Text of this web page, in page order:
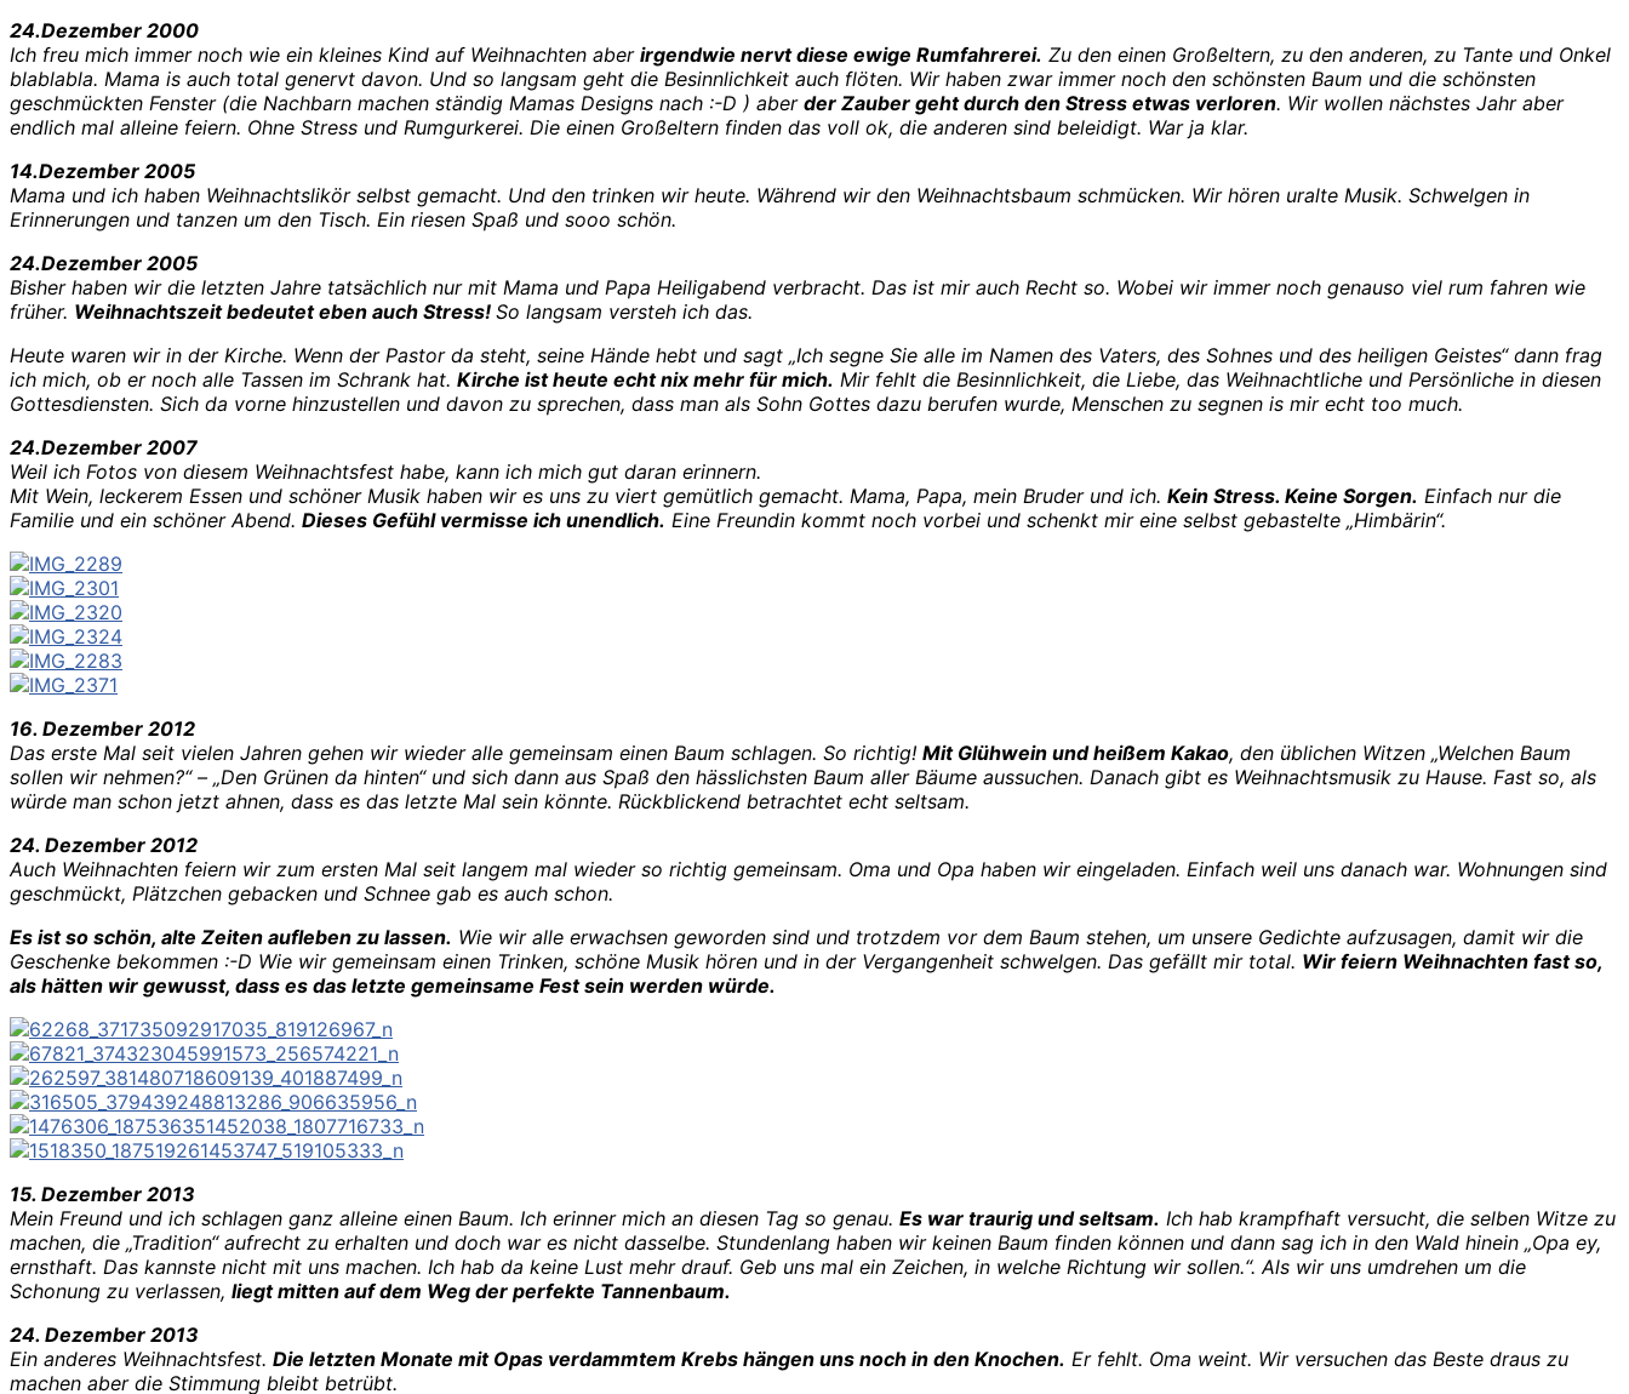
24.Dezember 2000
Ich freu mich immer noch wie ein kleines Kind auf Weihnachten aber irgendwie nervtdiese ewige Rumfahrerei. Zu den einen Großeltern, zu den anderen, zu Tante und Onkel
blablabla. Mama is auch total genervt davon. Und so langsam geht die Besinnlichkeit auch flöten. Wir haben zwar immer noch den schönsten Baum und die schönsten
geschmückten Fenster (die Nachbarn machen ständig Mamas Designs nach :-D ) aber der Zauber geht durch den Stress etwas verloren. Wir wollen nächstes Jahr aber
endlich mal alleine feiern. Ohne Stress und Rumgurkerei. Die einen Großeltern finden das voll ok, die anderen sind beleidigt. War ja klar.
14.Dezember 2005
Mama und ich haben Weihnachtslikör selbst gemacht. Und den trinken wir heute. Während wir den Weihnachtsbaum schmücken. Wir hören uralte Musik. Schwelgen in
Erinnerungen und tanzen um den Tisch. Ein riesen Spaß und sooo schön.
24.Dezember 2005
Bisher haben wir die letzten Jahre tatsächlich nur mit Mama und Papa Heiligabend verbracht. Das ist mir auch Recht so. Wobei wir immer noch genauso viel rum fahren wie
früher. Weihnachtszeit bedeutet eben auch Stress! So langsam versteh ich das.
Heute waren wir in der Kirche. Wenn der Pastor da steht, seine Hände hebt und sagt „Ich segne Sie alle im Namen des Vaters, des Sohnes und des heiligen Geistes“ dann frag
ich mich, ob er noch alle Tassen im Schrank hat. Kirche ist heute echt nix mehr für mich. Mir fehlt die Besinnlichkeit, die Liebe, das Weihnachtliche und Persönliche in diesen
Gottesdiensten. Sich da vorne hinzustellen und davon zu sprechen, dass man als Sohn Gottes dazu berufen wurde, Menschen zu segnen is mir echt too much.
24.Dezember 2007
Weil ich Fotos von diesem Weihnachtsfest habe, kann ich mich gut daran erinnern.
Mit Wein, leckerem Essen und schöner Musik haben wir es uns zu viert gemütlich gemacht. Mama, Papa, mein Bruder und ich. Kein Stress. Keine Sorgen. Einfach nur die
Familie und ein schöner Abend. Dieses Gefühl vermisse ich unendlich. Eine Freundin kommt noch vorbei und schenkt mir eine selbst gebastelte „Himbärin“.
16. Dezember 2012
Das erste Mal seit vielen Jahren gehen wir wieder alle gemeinsam einen Baum schlagen. So richtig! Mit Glühwein und heißem Kakao, den üblichen Witzen „Welchen Baum
sollen wir nehmen?“ – „Den Grünen da hinten“ und sich dann aus Spaß den hässlichsten Baum aller Bäume aussuchen. Danach gibt es Weihnachtsmusik zu Hause. Fast so, als
würde man schon jetzt ahnen, dass es das letzte Mal sein könnte. Rückblickend betrachtet echt seltsam.
24. Dezember 2012
Auch Weihnachten feiern wir zum ersten Mal seit langem mal wieder so richtig gemeinsam. Oma und Opa haben wir eingeladen. Einfach weil uns danach war. Wohnungen sind
geschmückt, Plätzchen gebacken und Schnee gab es auch schon.
Es ist so schön, alte Zeiten aufleben zu lassen. Wie wir alle erwachsen geworden sind und trotzdem vor dem Baum stehen, um unsere Gedichte aufzusagen, damit wir die
Geschenke bekommen :-D Wie wir gemeinsam einen Trinken, schöne Musik hören und in der Vergangenheit schwelgen. Das gefällt mir total. Wir feiern Weihnachten fast so,
als hätten wir gewusst, dass es das letzte gemeinsame Fest sein werden würde.
15. Dezember 2013
Mein Freund und ich schlagen ganz alleine einen Baum. Ich erinner mich an diesen Tag so genau. Es war traurig und seltsam. Ich hab krampfhaft versucht, die selben Witze zu
machen, die „Tradition“ aufrecht zu erhalten und doch war es nicht dasselbe. Stundenlang haben wir keinen Baum finden können und dann sag ich in den Wald hinein „Opa ey,
ernsthaft. Das kannste nicht mit uns machen. Ich hab da keine Lust mehr drauf. Geb uns mal ein Zeichen, in welche Richtung wir sollen.“. Als wir uns umdrehen um die
Schonung zu verlassen, liegt mitten auf dem Weg der perfekte Tannenbaum.
24. Dezember 2013
Ein anderes Weihnachtsfest. Die letzten Monate mit Opas verdammtem Krebs hängen uns noch in den Knochen. Er fehlt. Oma weint. Wir versuchen das Beste draus zu
machen aber die Stimmung bleibt betrübt.